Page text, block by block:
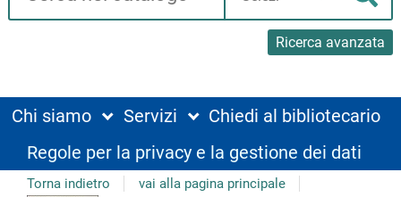
Ricerca avanzata
biblioteca
Chi siamo Servizi
Chiedi al bibliotecario
Regole per la privacy e la gestione dei dati
Torna indietro vai alla pagina principale